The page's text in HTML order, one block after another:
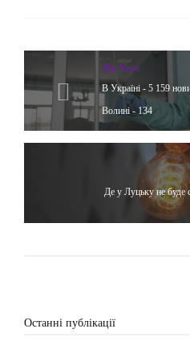
Hot News
В Україні - 5 159
Волині - 134
Де у Луцьку не буде
Останні публікації